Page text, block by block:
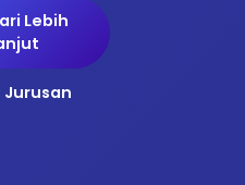
Lebih
Jurusan